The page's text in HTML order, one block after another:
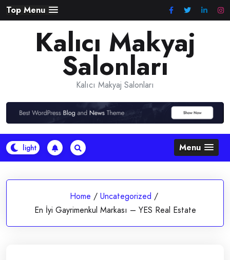
Skip
to
Top Menu
Kalıcı Makyaj
Salonları
Kalıcı Makyaj Salonları
Menu
Home / Uncategorized /
En İyi Gayrimenkul Markası – YES Real Estate